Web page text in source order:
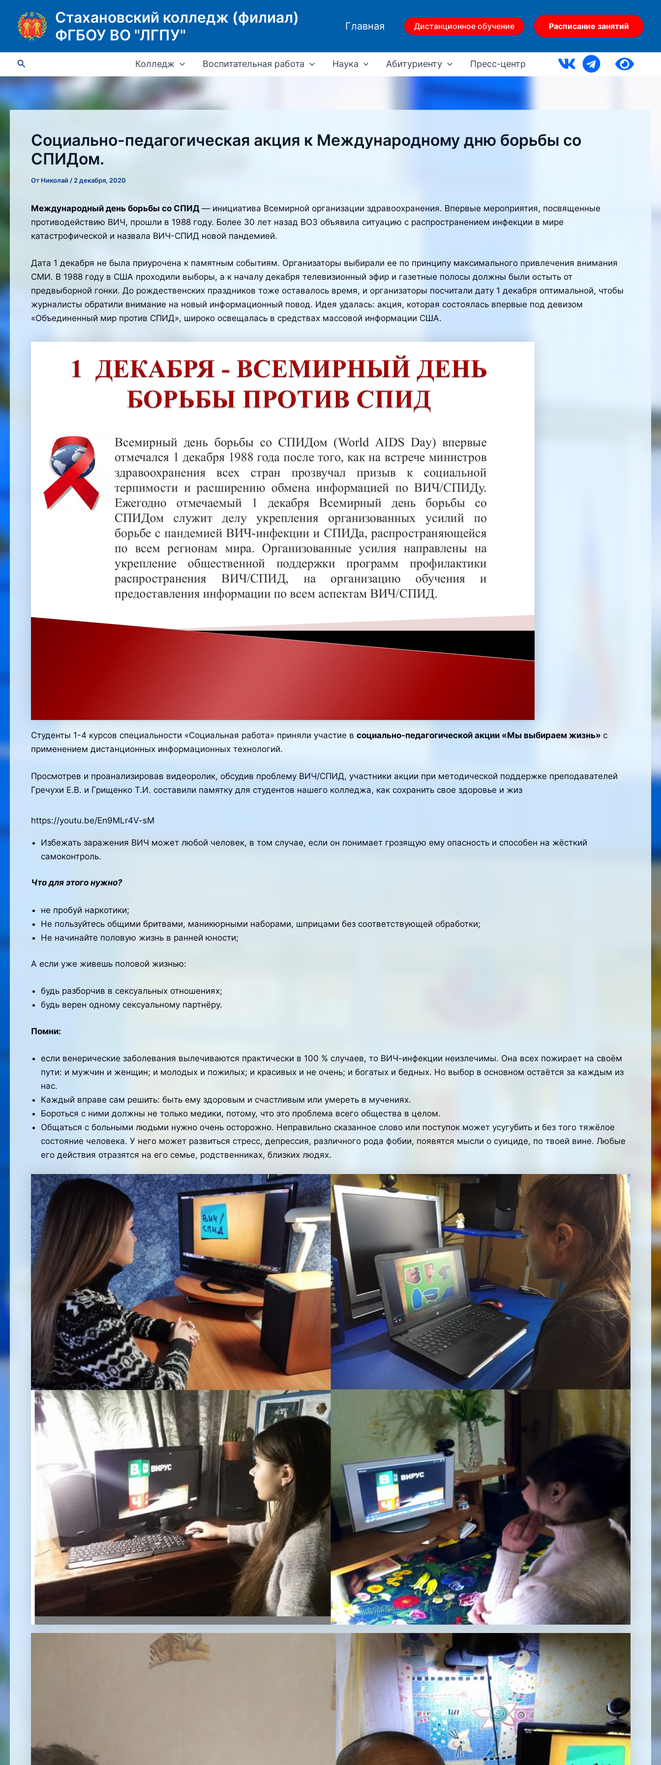
содержимому
Стахановский колледж (филиал)
ФГБОУ ВО "ЛГПУ"
Главная Дистанционное обучение Расписание занятий
Поиск Колледж Воспитательная работа Наука Абитуриенту Пресс-центр
Социально-педагогическая акция к Международному дню борьбы со
СПИДом.
От Николай / 2 декабря, 2020
Международный день борьбы со СПИД— инициатива Всемирной организации здравоохранения. Впервые мероприятия, посвященные
противодействию ВИЧ, прошли в 1988 году. Более 30 лет назад ВОЗ объявила ситуацию с распространением инфекции в мире
катастрофической и назвала ВИЧ-СПИД новой пандемией.
Дата 1 декабря не была приурочена к памятным событиям. Организаторы выбирали ее по принципу максимального привлечения внимания
СМИ. В 1988 году в США проходили выборы, а к началу декабря телевизионный эфир и газетные полосы должны были остыть от
предвыборной гонки. До рождественских праздников тоже оставалось время, и организаторы посчитали дату 1 декабря оптимальной, чтобы
журналисты обратили внимание на новый информационный повод. Идея удалась: акция, которая состоялась впервые под девизом
«Объединенный мир против СПИД», широко освещалась в средствах массовой информации США.
Студенты 1-4 курсов специальности «Социальная работа» приняли участие в социально-педагогической акции «Мы выбираем жизнь» с
применением дистанционных информационных технологий.
Просмотрев и проанализировав видеоролик, обсудив проблему ВИЧ/СПИД, участники акции при методической поддержке преподавателей
Гречухи Е.В. и Грищенко Т.И. составили памятку для студентов нашего колледжа, как сохранить свое здоровье и жиз
https://youtu.be/En9MLr4V-sM
Избежать заражения ВИЧ может любой человек, в том случае, если он понимает грозящую ему опасность и способен на жёсткий
самоконтроль.
Что для этого нужно?
не пробуй наркотики;
Не пользуйтесь общими бритвами, маникюрными наборами, шприцами без соответствующей обработки;
Не начинайте половую жизнь в ранней юности;
А если уже живешь половой жизнью:
будь разборчив в сексуальных отношениях;
будь верен одному сексуальному партнёру.
Помни:
если венерические заболевания вылечиваются практически в 100 % случаев, то ВИЧ-инфекции неизлечимы. Она всех пожирает на своём
пути: и мужчин и женщин; и молодых и пожилых; и красивых и не очень; и богатых и бедных. Но выбор в основном остаётся за каждым из
нас.
Каждый вправе сам решить: быть ему здоровым и счастливым или умереть в мучениях.
Бороться с ними должны не только медики, потому, что это проблема всего общества в целом.
Общаться с больными людьми нужно очень осторожно. Неправильно сказанное слово или поступок может усугубить и без того тяжёлое
состояние человека. У него может развиться стресс, депрессия, различного рода фобии, появятся мысли о суициде, по твоей вине. Любые
его действия отразятся на его семье, родственниках, близких людях.